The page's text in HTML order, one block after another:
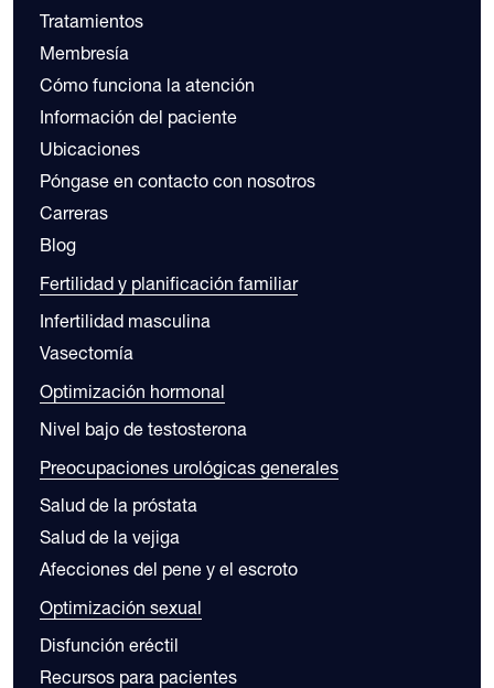
Tratamientos
Membresía
Cómo funciona la atención
Información del paciente
Ubicaciones
Póngase en contacto con nosotros
Carreras
Blog
Fertilidad y planificación familiar
Infertilidad masculina
Vasectomía
Optimización hormonal
Nivel bajo de testosterona
Preocupaciones urológicas generales
Salud de la próstata
Salud de la vejiga
Afecciones del pene y el escroto
Optimización sexual
Disfunción eréctil
Recursos para pacientes